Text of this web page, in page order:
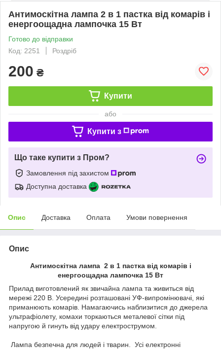
Антимоскітна лампа 2 в 1 пастка від комарів і
енергоощадна лампочка 15 Вт
Готово до відправки
Код: 2251
Роздріб
200 ₴
Купити
або
Купити з
Що таке купити з Пром?
Замовлення під захистом
Доступна доставка
Опис Доставка Оплата Умови повернення
Опис
Антимоскітна лампа 2 в 1 пастка від комарів і
енергоощадна лампочка 15 Вт
Прилад виготовлений як звичайна лампа та живиться від
мережі 220 В. Усередині розташовані УФ-випромінювачі, які
приманюють комарів. Намагаючись наблизитися до джерела
ультрафіолету, комахи торкаються металевої сітки під
напругою й гинуть від удару електрострумом.
Лампа безпечна для людей і тварин. Усі електронні